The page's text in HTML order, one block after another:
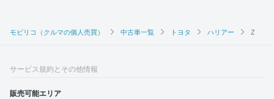
モビリコ（クルマの個人売買） 中古車一覧 トヨタ ハリアー Z
サービス規約とその他情報
販売可能エリア